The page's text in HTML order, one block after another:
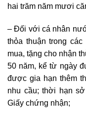
hai trăm năm mươi
– Đối với cá nhân
thỏa thuận trong
mua, tặng cho nhận
50 năm, kể từ ngày
được gia hạn thêm
nhu cầu; thời hạn
Giấy chứng nhận;